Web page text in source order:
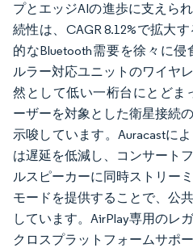
プとエッジAIの進歩に支えら
続性は、CAGR 8.12%で拡大
的なBluetooth需要を徐々に
ルラー対応ユニットのワイヤ
然として低い一桁台にとどま
ーザーを対象とした衛星接続
示唆しています。Auracastに
は遅延を低減し、コンサート
ルスピーカーに同時ストリー
モードを提供することで、公
しています。AirPlay専用のレ
クロスプラットフォームサポ